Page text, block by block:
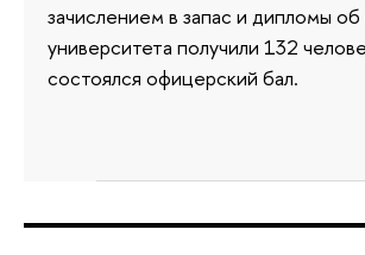
зачислением в запас и дипломы
университета получили 132
состоялся офицерский бал.